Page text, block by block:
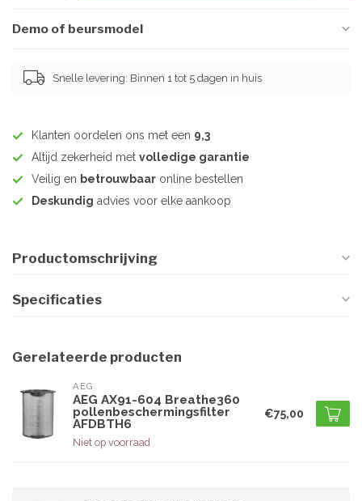
Demo of beursmodel
Snelle levering: Binnen 1 tot 5 dagen in huis
Klanten oordelen ons met een 9,3
Altijd zekerheid met volledige garantie
Veilig en betrouwbaar online bestellen
Deskundig advies voor elke aankoop
Productomschrijving
Specificaties
Gerelateerde producten
AEG
AEG AX91-604 Breathe360
pollenbeschermingsfilter
AFDBTH6
Niet op voorraad
€75,00